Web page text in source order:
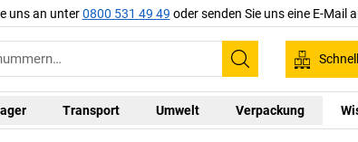
uns an unter0800 531 49 49 oder senden Sie uns eine E-Mail
Suchen
Transport Umwelt Verpackung